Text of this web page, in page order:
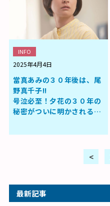
2025年4月4日
INFO
當真あみの３０年後は、尾
野真千子!!
号泣必至！夕花の３０年の
秘密がついに明かされる…
<
最新記事